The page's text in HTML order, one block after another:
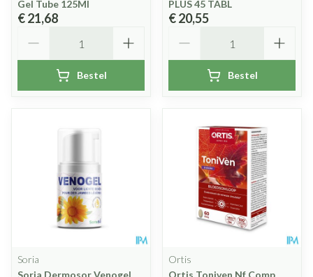
Gel Tube 125Ml
€ 21,68
Bestel
PLUS 45 TABL
€ 20,55
Bestel
Soria
Soria Dermosor Venogel
Ortis
Ortis Toniven Nf Comp